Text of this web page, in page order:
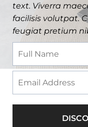
text. Viverra
facilisis volutpat.
feugiat pretium